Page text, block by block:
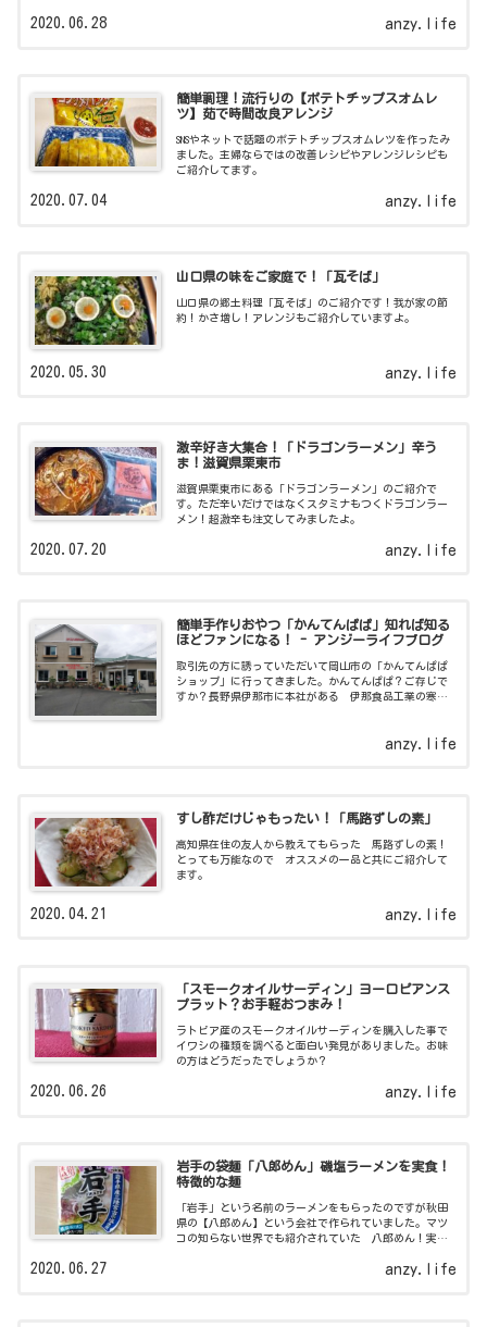
anzy.life
2020.06.28
簡単調理！流行りの【ポテトチップスオムレ
ツ】茹で時間改良アレンジ
SNSやネットで話題のポテトチップスオムレツを作ったみ
ました。主婦ならではの改善レシピやアレンジレシピも
ご紹介してます。
anzy.life
2020.07.04
山口県の味をご家庭で！「瓦そば」
山口県の郷土料理「瓦そば」のご紹介です！我が家の節
約！かさ増し！アレンジもご紹介していますよ。
anzy.life
2020.05.30
激辛好き大集合！「ドラゴンラーメン」辛う
ま！滋賀県栗東市
滋賀県栗東市にある「ドラゴンラーメン」のご紹介で
す。ただ辛いだけではなくスタミナもつくドラゴンラー
メン！超激辛も注文してみましたよ。
anzy.life
2020.07.20
簡単手作りおやつ「かんてんぱぱ」知れば知る
ほどファンになる！ - アンジーライフブログ
取引先の方に誘っていただいて岡山市の「かんてんぱぱ
ショップ」に行ってきました。かんてんぱぱ？ご存じで
すか？長野県伊那市に本社がある 伊那食品工業の寒天
anzy.life
すし酢だけじゃもったい！「馬路ずしの素」
高知県在住の友人から教えてもらった 馬路ずしの素！
とっても万能なので オススメの一品と共にご紹介して
ます。
anzy.life
2020.04.21
「スモークオイルサーディン」ヨーロピアンス
プラット？お手軽おつまみ！
ラトビア産のスモークオイルサーディンを購入した事で
イワシの種類を調べると面白い発見がありました。お味
の方はどうだったでしょうか？
anzy.life
2020.06.26
岩手の袋麺「八郎めん」磯塩ラーメンを実食！
特徴的な麺
「岩手」という名前のラーメンをもらったのですが秋田
県の【八郎めん】という会社で作られていました。マツ
コの知らない世界でも紹介されていた 八郎めん！実食
anzy.life
2020.06.27